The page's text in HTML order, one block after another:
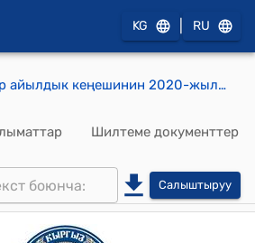
KG RU
Ак-Жар айылдык кеңешинин 2020-жылдын 21-августундагы № 129 "Ак-Жар айыл аймагынын тургуну Ж.Төлөбаев арызы боюнча" токтому
Шилтеме документтер
Салыштыруу